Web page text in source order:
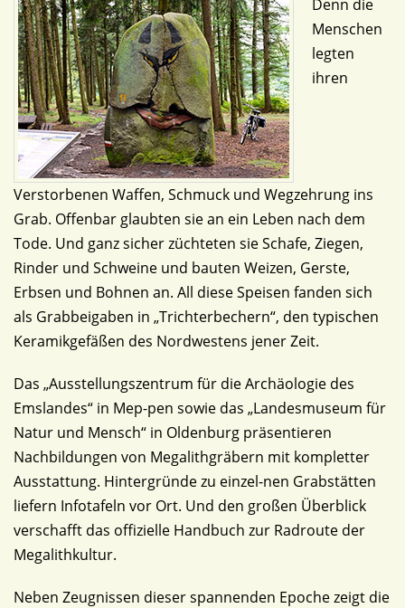
Denn die
Menschen
legten
ihren
Verstorbenen Waffen, Schmuck und Wegzehrung ins
Grab. Offenbar glaubten sie an ein Leben nach dem
Tode. Und ganz sicher züchteten sie Schafe, Ziegen,
Rinder und Schweine und bauten Weizen, Gerste,
Erbsen und Bohnen an. All diese Speisen fanden sich
als Grabbeigaben in „Trichterbechern“, den typischen
Keramikgefäßen des Nordwestens jener Zeit.
Das „Ausstellungszentrum für die Archäologie des
Emslandes“ in Mep-pen sowie das „Landesmuseum für
Natur und Mensch“ in Oldenburg präsentieren
Nachbildungen von Megalithgräbern mit kompletter
Ausstattung. Hintergründe zu einzel-nen Grabstätten
liefern Infotafeln vor Ort. Und den großen Überblick
verschafft das offizielle Handbuch zur Radroute der
Megalithkultur.
Neben Zeugnissen dieser spannenden Epoche zeigt die